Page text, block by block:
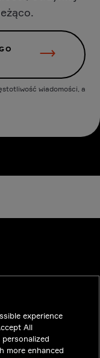
wiadomości, a
experience
All
more enhanced